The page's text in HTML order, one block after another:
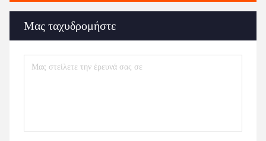
Μας ταχυδρομήστε